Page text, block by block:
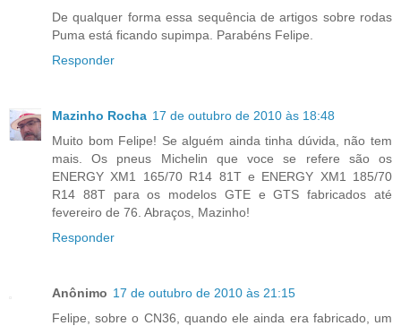
De qualquer forma essa sequência de artigos sobre rodas
Puma está ficando supimpa. Parabéns Felipe.
Responder
Mazinho Rocha 17 de outubro de 2010 às 18:48
Muito bom Felipe! Se alguém ainda tinha dúvida, não tem
mais. Os pneus Michelin que voce se refere são os
ENERGY XM1 165/70 R14 81T e ENERGY XM1 185/70
R14 88T para os modelos GTE e GTS fabricados até
fevereiro de 76. Abraços, Mazinho!
Responder
Anônimo 17 de outubro de 2010 às 21:15
Felipe, sobre o CN36, quando ele ainda era fabricado, um